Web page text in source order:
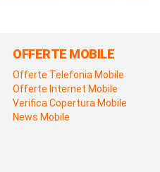
OFFERTE MOBILE
Offerte Telefonia Mobile
Offerte Internet Mobile
Verifica Copertura Mobile
News Mobile